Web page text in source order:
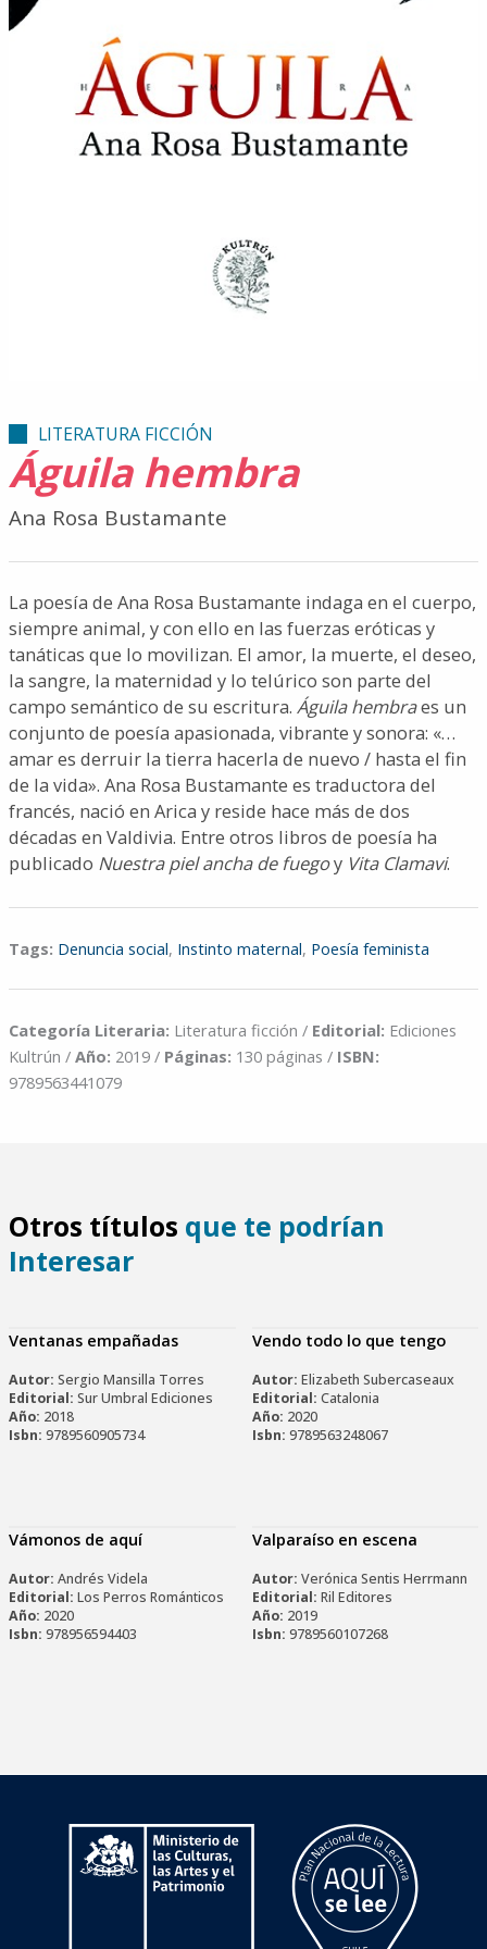
LITERATURA FICCIÓN
Águila hembra
Ana Rosa Bustamante
La poesía de Ana Rosa Bustamante indaga en el cuerpo,
siempre animal, y con ello en las fuerzas eróticas y
tanáticas que lo movilizan. El amor, la muerte, el deseo,
la sangre, la maternidad y lo telúrico son parte del
campo semántico de su escritura. Águila hembraes un
conjunto de poesía apasionada, vibrante y sonora: «…
amar es derruir la tierra hacerla de nuevo / hasta el fin
de la vida». Ana Rosa Bustamante es traductora del
francés, nació en Arica y reside hace más de dos
décadas en Valdivia. Entre otros libros de poesía ha
publicado Nuestra piel ancha de fuegoy Vita Clamavi.
Tags: Denuncia social, Instinto maternal, Poesía feminista
Categoría Literaria: Literatura ficción / Editorial: Ediciones
Kultrún / Año: 2019 / Páginas: 130 páginas / ISBN:
9789563441079
Otros títulos que te podrían
Interesar
Ventanas empañadas
Autor: Sergio Mansilla Torres
Editorial: Sur Umbral Ediciones
Año: 2018
Isbn: 9789560905734
Vendo todo lo que tengo
Autor: Elizabeth Subercaseaux
Editorial: Catalonia
Año: 2020
Isbn: 9789563248067
Vámonos de aquí
Autor: Andrés Videla
Editorial: Los Perros Románticos
Año: 2020
Isbn: 978956594403
Valparaíso en escena
Autor: Verónica Sentis Herrmann
Editorial: Ril Editores
Año: 2019
Isbn: 9789560107268